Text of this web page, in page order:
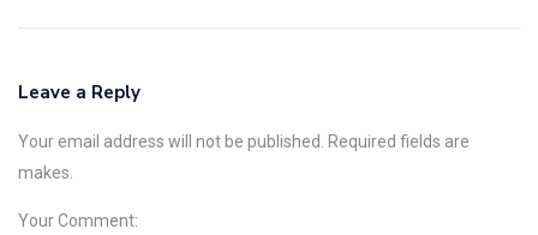
Leave a Reply
Your email address will not be published. Required fields are
makes.
Your Comment: